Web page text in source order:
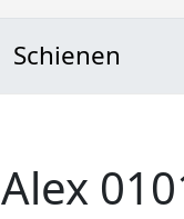
Schienen
Alex